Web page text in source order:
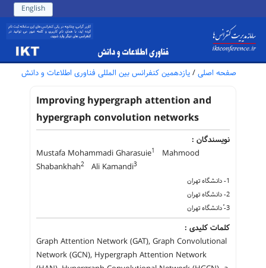
English
صفحه اصلی / یازدهمین کنفرانس بین المللی فناوری اطلاعات و دانش
Improving hypergraph attention and
hypergraph convolution networks
نویسندگان :
Mustafa Mohammadi Gharasuie1
Mahmood
Shabankhah2 Ali Kamandi3
1- دانشگاه تهران
2- دانشگاه تهران
3- ٔدانشگاه تهران
کلمات کلیدی :
Graph Attention Network (GAT), Graph Convolutional
Network (GCN), Hypergraph Attention Network